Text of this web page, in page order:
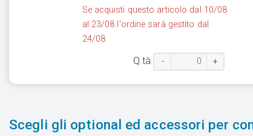
Se acquisti questo articolo dal 10/08
al 23/08 l'ordine sarà gestito dal
24/08
Q.tà - +
Scegli gli optional ed accessori per